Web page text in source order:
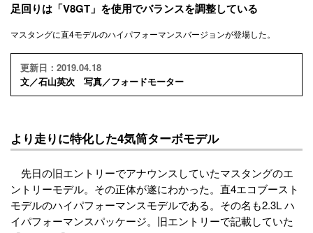
足回りは「V8GT」を使用でバランスを調整している
マスタングに直4モデルのハイパフォーマンスバージョンが登場した。
更新日：2019.04.18
文／石山英次 写真／フォードモーター
より走りに特化した4気筒ターボモデル
先日の旧エントリーでアナウンスしていたマスタングのエ
ントリーモデル。その正体が遂にわかった。直4エコブースト
モデルのハイパフォーマンスモデルである。その名も2.3L ハ
イパフォーマンスパッケージ。旧エントリーで記載していた